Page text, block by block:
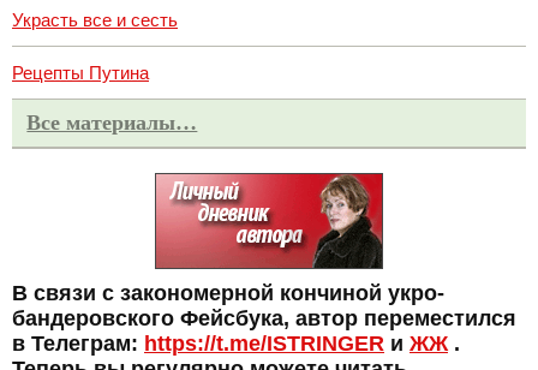
Украсть все и сесть
Рецепты Путина
Все материалы…
В связи с закономерной кончиной укро-
бандеровского Фейсбука, автор переместился
в Телеграм: https://t.me/ISTRINGER и ЖЖ .